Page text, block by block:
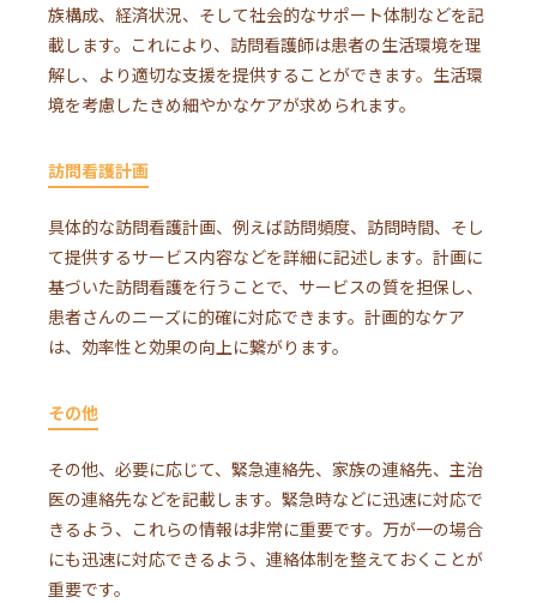
族構成、経済状況、そして社会的なサポート体制などを記
載します。これにより、訪問看護師は患者の生活環境を理
解し、より適切な支援を提供することができます。生活環
境を考慮したきめ細やかなケアが求められます。
訪問看護計画
具体的な訪問看護計画、例えば訪問頻度、訪問時間、そし
て提供するサービス内容などを詳細に記述します。計画に
基づいた訪問看護を行うことで、サービスの質を担保し、
患者さんのニーズに的確に対応できます。計画的なケア
は、効率性と効果の向上に繋がります。
その他
その他、必要に応じて、緊急連絡先、家族の連絡先、主治
医の連絡先などを記載します。緊急時などに迅速に対応で
きるよう、これらの情報は非常に重要です。万が一の場合
にも迅速に対応できるよう、連絡体制を整えておくことが
重要です。